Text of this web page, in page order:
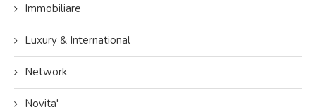
Immobiliare
Luxury & International
Network
Novita'